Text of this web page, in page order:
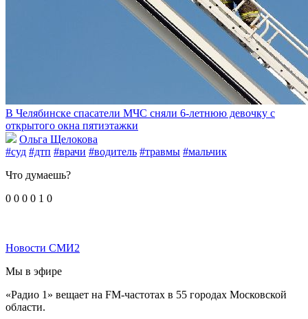
В Челябинске спасатели МЧС сняли 6-летнюю девочку с
открытого окна пятиэтажки
Ольга Щелокова
#суд #дтп #врачи #водитель #травмы #мальчик
Что думаешь?
0 0 0 0 1 0
Новости СМИ2
Мы в эфире
«Радио 1» вещает на FM-частотах в 55 городах Московской
области.